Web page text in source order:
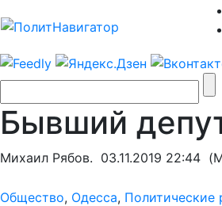
Бывший
Михаил Рябов. 03.11.2019 22:44
Общество, Одесса, Политические